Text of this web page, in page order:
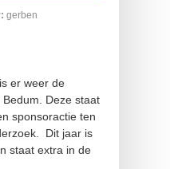
gerben
er weer de
Deze staat
sponsoractie ten
Dit jaar is
staat extra in de